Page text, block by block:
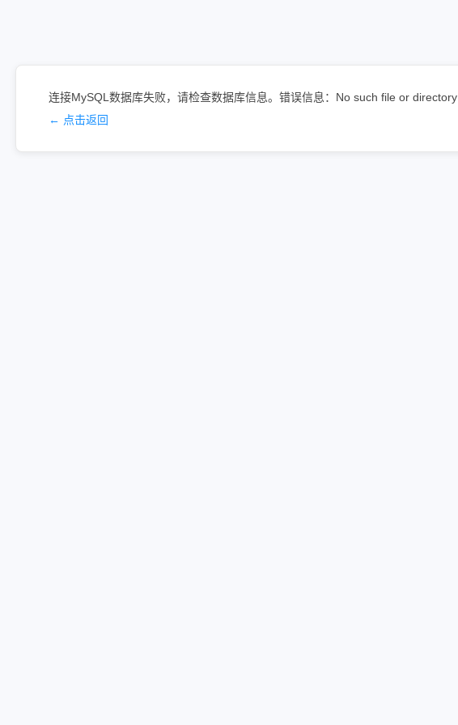
连接MySQL数据库失败，请检查数据库信息。错误信息：No such file or directory
← 点击返回